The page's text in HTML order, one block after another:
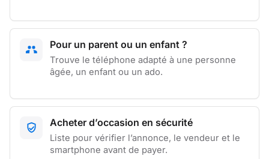
Pour un parent ou un enfant ?
Trouve le téléphone adapté à une personne
âgée, un enfant ou un ado.
Acheter d’occasion en sécurité
Liste pour vérifier l’annonce, le vendeur et le
smartphone avant de payer.